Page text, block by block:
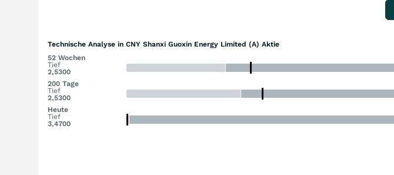
Technische Analyse in CNY Shanxi Guoxin Energy Limited (A) Aktie
52 Wochen
Tief
2,5300
200 Tage
Tief
2,5300
Heute
Tief
3,4700